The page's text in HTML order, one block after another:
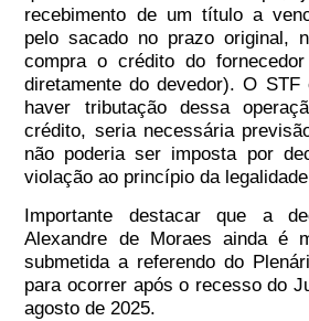
recebimento de um título a
pelo sacado no prazo original,
compra o crédito do
diretamente do devedor). O STF
haver tributação dessa
crédito, seria necessária
não poderia ser imposta por
violação ao princípio da
Importante destacar que a
Alexandre de Moraes ainda é
submetida a referendo do
para ocorrer após o recesso do
agosto de 2025.